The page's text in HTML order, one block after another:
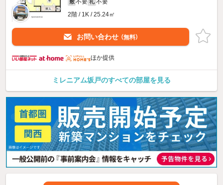
敷 礼
2階 / 1K / 25.24㎡
お問い合わせ （無料）
ほか提供
ミレニアム坂戸のすべての部屋を見る